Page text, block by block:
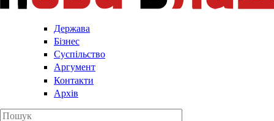
Держава
Бізнес
Суспільство
Аргумент
Контакти
Архів